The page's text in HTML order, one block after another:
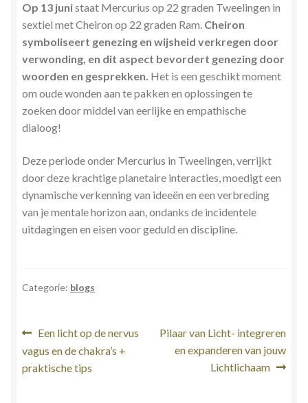
Op 13 junistaat Mercurius op 22 graden Tweelingen in
sextiel met Cheiron op 22 graden Ram. Cheiron
symboliseert genezing en wijsheid verkregen door
verwonding, en dit aspect bevordert genezing door
woorden en gesprekken. Het is een geschikt moment
om oude wonden aan te pakken en oplossingen te
zoeken door middel van eerlijke en empathische
dialoog!
Deze periode onder Mercurius in Tweelingen, verrijkt
door deze krachtige planetaire interacties, moedigt een
dynamische verkenning van ideeën en een verbreding
van je mentale horizon aan, ondanks de incidentele
uitdagingen en eisen voor geduld en discipline.
Categorie: blogs
Bericht
navigatie
Vorig
bericht:
Een licht op de nervus
vagus en de chakra’s +
praktische tips
Volgend
bericht:
Pilaar van Licht- integreren
en expanderen van jouw
Lichtlichaam